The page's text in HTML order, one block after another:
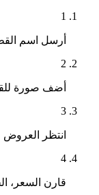
1
أرسل اسم
2
أضف صورة
3
انتظر
4
قارن السعر،